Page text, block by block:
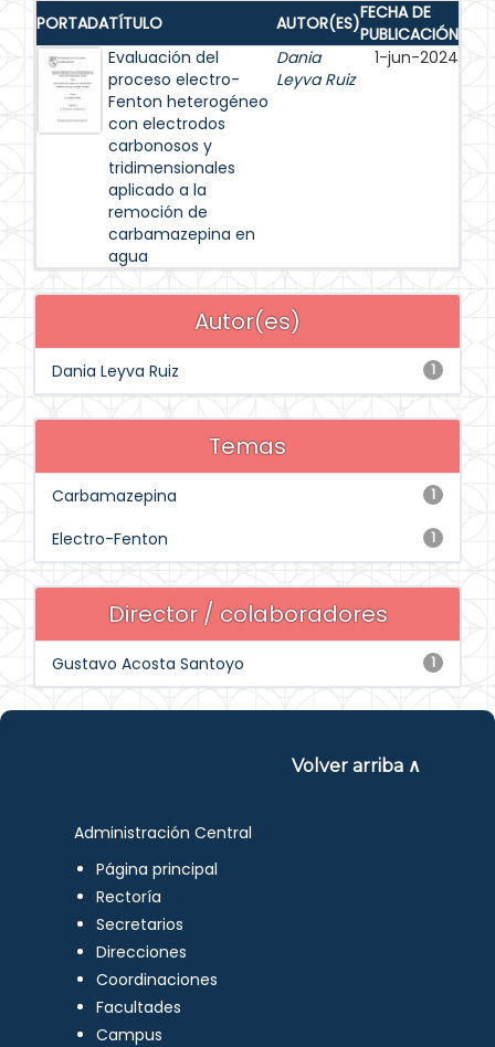
PORTADATÍTULO AUTOR(ES)FECHA DE
PUBLICACIÓN
Evaluación del
proceso electro-
Fenton heterogéneo
con electrodos
carbonosos y
tridimensionales
aplicado a la
remoción de
carbamazepina en
agua
Dania
Leyva Ruiz
1-jun-2024
Autor(es)
1
Dania Leyva Ruiz
Temas
1
Carbamazepina
1
Electro-Fenton
Director / colaboradores
1
Gustavo Acosta Santoyo
Volver arriba ∧
Administración Central
Página principal
Rectoría
Secretarios
Direcciones
Coordinaciones
Facultades
Campus